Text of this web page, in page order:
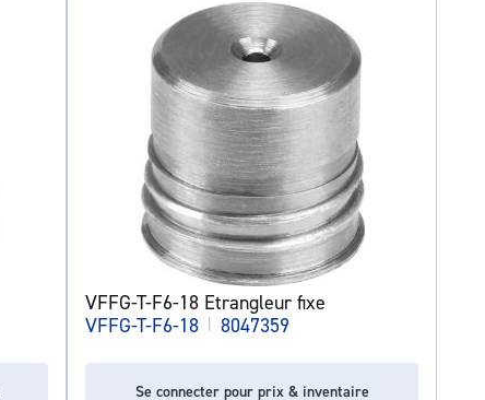
VFFG-T-F6-18 Etrangleur fixe
VFFG-T-F6-18 | 8047359
Se connecter pour prix & inventaire